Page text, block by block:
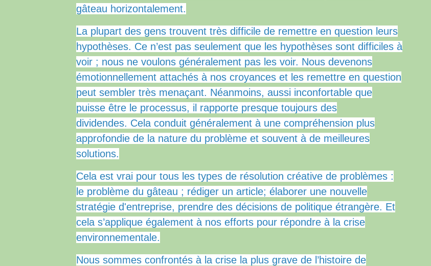
gâteau horizontalement.
La plupart des gens trouvent très difficile de remettre en question leurs
hypothèses. Ce n’est pas seulement que les hypothèses sont difficiles à
voir ; nous ne voulons généralement pas les voir. Nous devenons
émotionnellement attachés à nos croyances et les remettre en question
peut sembler très menaçant. Néanmoins, aussi inconfortable que
puisse être le processus, il rapporte presque toujours des
dividendes. Cela conduit généralement à une compréhension plus
approfondie de la nature du problème et souvent à de meilleures
solutions.
Cela est vrai pour tous les types de résolution créative de problèmes :
le problème du gâteau ; rédiger un article;élaborer une nouvelle
stratégie d'entreprise, prendre des décisions de politique étrangère. Et
cela s’applique également à nos efforts pour répondre à la crise
environnementale.
Nous sommes confrontés à la crise la plus grave de l’histoire de